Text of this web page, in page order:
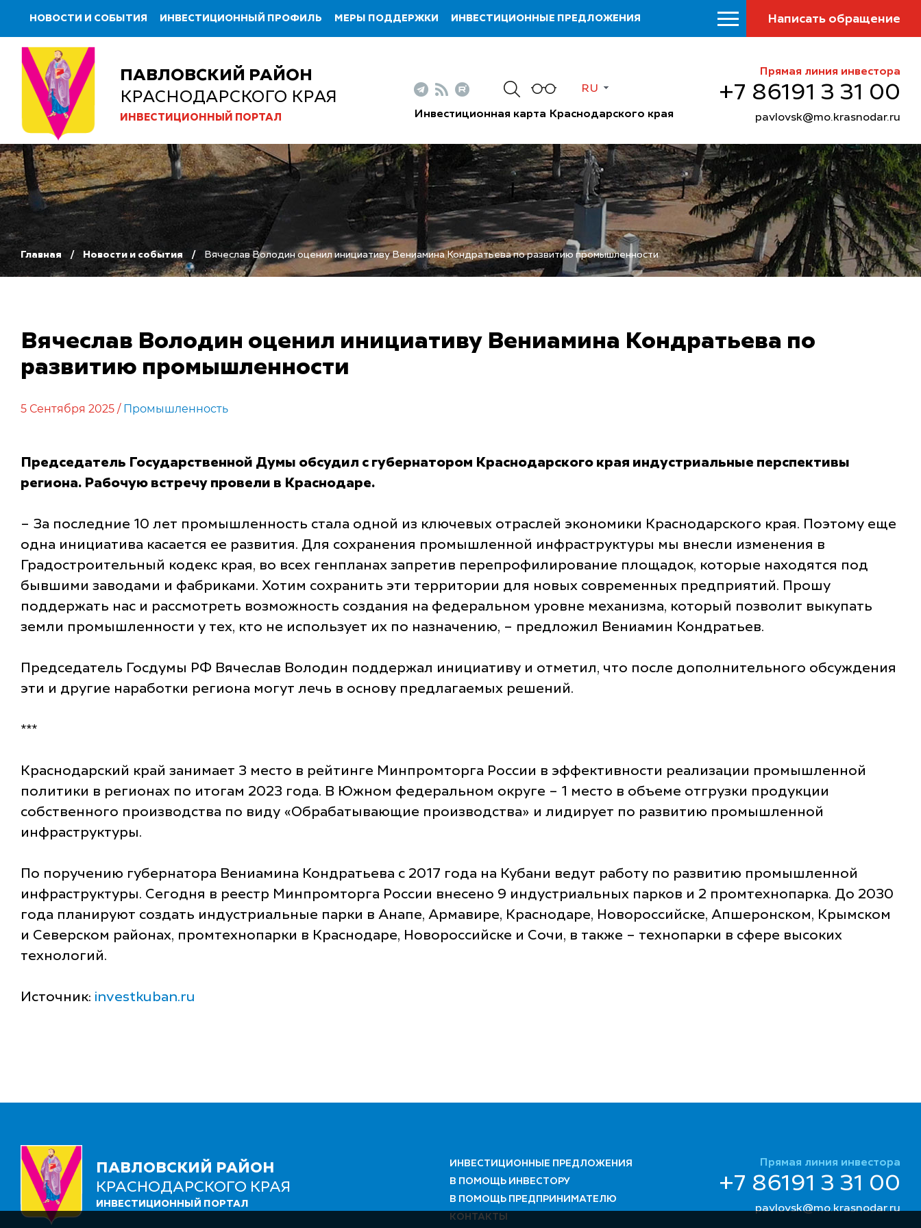
НОВОСТИ И СОБЫТИЯ ИНВЕСТИЦИОННЫЙ ПРОФИЛЬ МЕРЫ ПОДДЕРЖКИ ИНВЕСТИЦИОННЫЕ ПРЕДЛОЖЕНИЯ Написать обращение
ПАВЛОВСКИЙ РАЙОН
КРАСНОДАРСКОГО КРАЯ
ИНВЕСТИЦИОННЫЙ ПОРТАЛ
RU
Инвестиционная карта Краснодарского края
Прямая линия инвестора
+7 86191 3 31 00
pavlovsk@mo.krasnodar.ru
Главная Новости и события Вячеслав Володин оценил инициативу Вениамина Кондратьева по развитию промышленности
Вячеслав Володин оценил инициативу Вениамина Кондратьева по
развитию промышленности
5 Сентября 2025 / Промышленность
Председатель Государственной Думы обсудил с губернатором Краснодарского края индустриальные перспективы
региона. Рабочую встречу провели в Краснодаре.
– За последние 10 лет промышленность стала одной из ключевых отраслей экономики Краснодарского края. Поэтому еще
одна инициатива касается ее развития. Для сохранения промышленной инфраструктуры мы внесли изменения в
Градостроительный кодекс края, во всех генпланах запретив перепрофилирование площадок, которые находятся под
бывшими заводами и фабриками. Хотим сохранить эти территории для новых современных предприятий. Прошу
поддержать нас и рассмотреть возможность создания на федеральном уровне механизма, который позволит выкупать
земли промышленности у тех, кто не использует их по назначению, – предложил Вениамин Кондратьев.
Председатель Госдумы РФ Вячеслав Володин поддержал инициативу и отметил, что после дополнительного обсуждения
эти и другие наработки региона могут лечь в основу предлагаемых решений.
***
Краснодарский край занимает 3 место в рейтинге Минпромторга России в эффективности реализации промышленной
политики в регионах по итогам 2023 года. В Южном федеральном округе – 1 место в объеме отгрузки продукции
собственного производства по виду «Обрабатывающие производства» и лидирует по развитию промышленной
инфраструктуры.
По поручению губернатора Вениамина Кондратьева с 2017 года на Кубани ведут работу по развитию промышленной
инфраструктуры. Сегодня в реестр Минпромторга России внесено 9 индустриальных парков и 2 промтехнопарка. До 2030
года планируют создать индустриальные парки в Анапе, Армавире, Краснодаре, Новороссийске, Апшеронском, Крымском
и Северском районах, промтехнопарки в Краснодаре, Новороссийске и Сочи, в также – технопарки в сфере высоких
технологий.
Источник: investkuban.ru
ПАВЛОВСКИЙ РАЙОН
КРАСНОДАРСКОГО КРАЯ
ИНВЕСТИЦИОННЫЙ ПОРТАЛ
ИНВЕСТИЦИОННЫЕ ПРЕДЛОЖЕНИЯ
В ПОМОЩЬ ИНВЕСТОРУ
В ПОМОЩЬ ПРЕДПРИНИМАТЕЛЮ
КОНТАКТЫ
Прямая линия инвестора
+7 86191 3 31 00
pavlovsk@mo.krasnodar.ru